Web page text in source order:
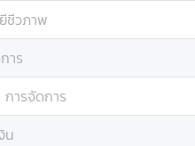
ชีวภาพ
าร
การจัดการ
น